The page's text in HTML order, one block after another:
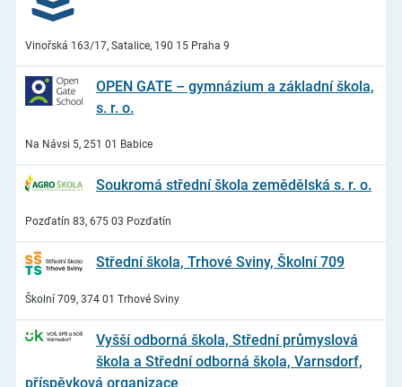
Vinořská 163/17, Satalice, 190 15 Praha 9
OPEN GATE – gymnázium a základní škola,
s. r. o.
Na Návsi 5, 251 01 Babice
Soukromá střední škola zemědělská s. r. o.
Pozďatín 83, 675 03 Pozďatín
Střední škola, Trhové Sviny, Školní 709
Školní 709, 374 01 Trhové Sviny
Vyšší odborná škola, Střední průmyslová
škola a Střední odborná škola, Varnsdorf,
příspěvková organizace